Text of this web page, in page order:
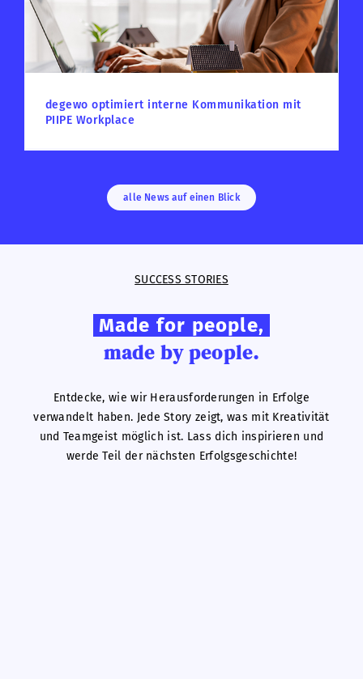
degewo optimiert interne Kommunikation mit
PIIPE Workplace
alle News auf einen Blick
SUCCESS STORIES
Made for people,
made by people.
Entdecke, wie wir Herausforderungen in Erfolge
verwandelt haben. Jede Story zeigt, was mit Kreativität
und Teamgeist möglich ist. Lass dich inspirieren und
werde Teil der nächsten Erfolgsgeschichte!